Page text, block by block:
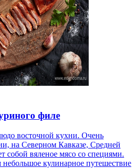
филе
восточной кухни. Очень
на Северном Кавказе, Средней
собой вяленое мясо со специями.
кулинарное путешествие